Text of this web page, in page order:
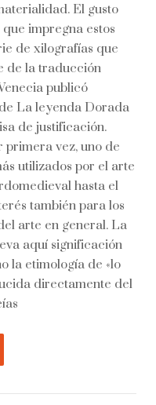
El gusto
impregna estos
de xilografías que
de la traducción
publicó
La leyenda Dorada
de justificación.
vez, uno de
utilizados por el arte
hasta el
también para los
arte en general. La
aquí significación
la etimología de «lo
directamente del